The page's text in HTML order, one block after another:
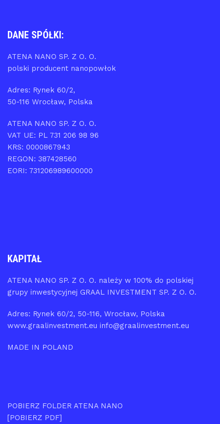
DANE SPÓŁKI:
ATENA NANO SP. Z O. O.
polski producent nanopowłok
Adres: Rynek 60/2,
50-116 Wrocław, Polska
ATENA NANO SP. Z O. O.
VAT UE: PL 731 206 98 96
KRS: 0000867943
REGON: 387428560
EORI: 731206989600000
KAPITAŁ
ATENA NANO SP. Z O. O. należy w 100% do polskiej
grupy inwestycyjnej GRAAL INVESTMENT SP. Z O. O.
Adres: Rynek 60/2, 50-116, Wrocław, Polska
www.graalinvestment.eu info@graalinvestment.eu
MADE IN POLAND
POBIERZ FOLDER ATENA NANO
[POBIERZ PDF]